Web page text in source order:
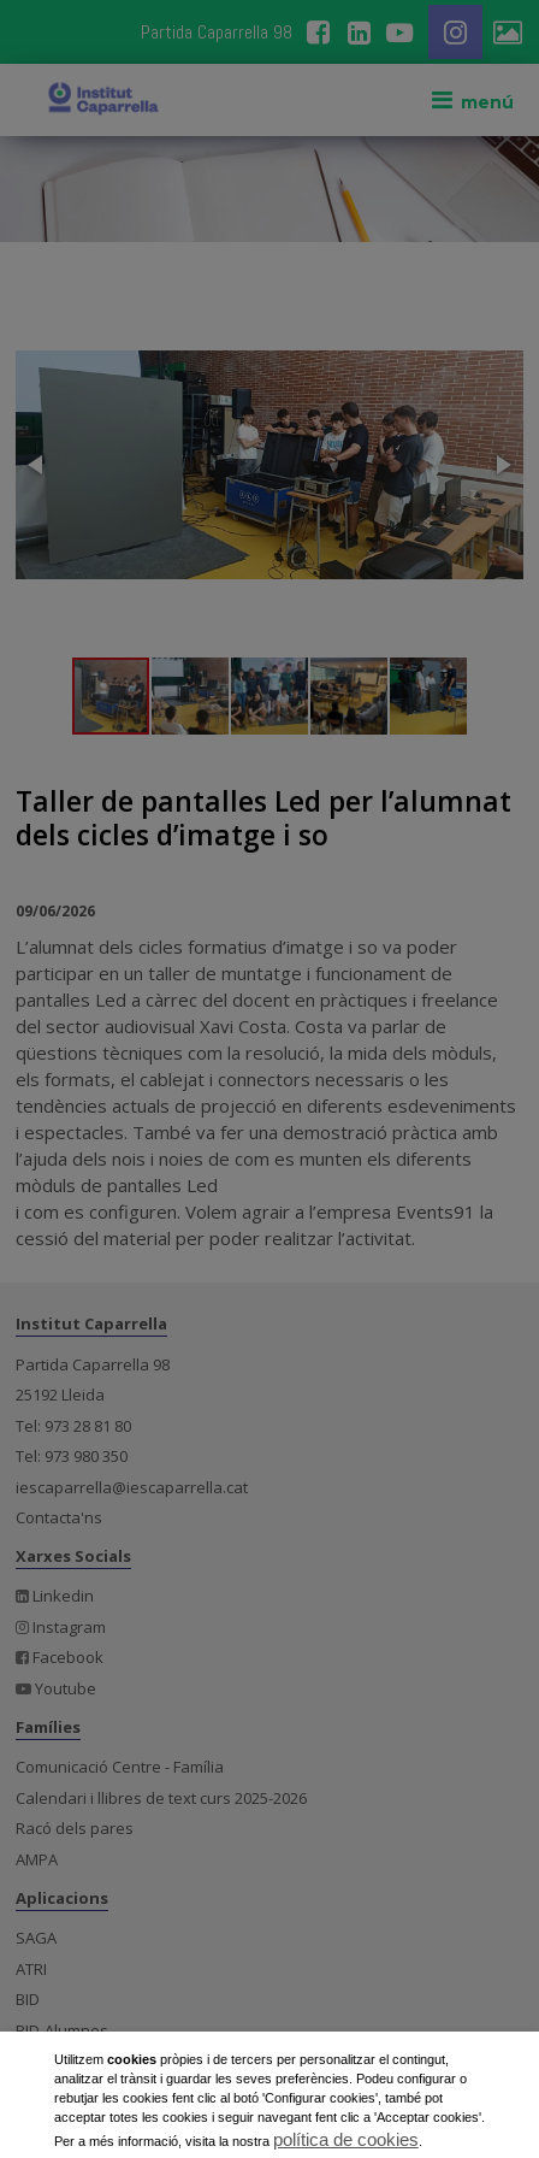
Partida Caparrella 98
Taller de pantalles Led per l’alumnat
dels cicles d’imatge i so
09/06/2026
L’alumnat dels cicles formatius d’imatge i so va poder
participar en un taller de muntatge i funcionament de
pantalles Led a càrrec del docent en pràctiques i freelance
del sector audiovisual Xavi Costa. Costa va parlar de
qüestions tècniques com la resolució, la mida dels mòduls,
els formats, el cablejat i connectors necessaris o les
tendències actuals de projecció en diferents esdeveniments
i espectacles. També va fer una demostració pràctica amb
l’ajuda dels nois i noies de com es munten els diferents
mòduls de pantalles Led
i com es configuren. Volem agrair a l’empresa Events91 la
cessió del material per poder realitzar l’activitat.
Institut Caparrella
Partida Caparrella 98
25192 Lleida
Tel: 973 28 81 80
Tel: 973 980 350
iescaparrella@iescaparrella.cat
Contacta'ns
Xarxes Socials
Linkedin
Instagram
Facebook
Youtube
Famílies
Comunicació Centre - Família
Calendari i llibres de text curs 2025-2026
Racó dels pares
AMPA
Aplicacions
SAGA
ATRI
BID
BID-Alumnes
Esfera
Centre
Notícies
Utilitzem cookiespròpies i de tercers per personalitzar el contingut,
analitzar el trànsit i guardar les seves preferències. Podeu configurar o
rebutjar les cookies fent clic al botó 'Configurar cookies', també pot
acceptar totes les cookies i seguir navegant fent clic a 'Acceptar cookies'.
Per a més informació, visita la nostra política de cookies